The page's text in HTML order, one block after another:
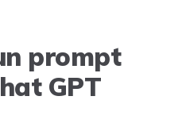
prompt
GPT